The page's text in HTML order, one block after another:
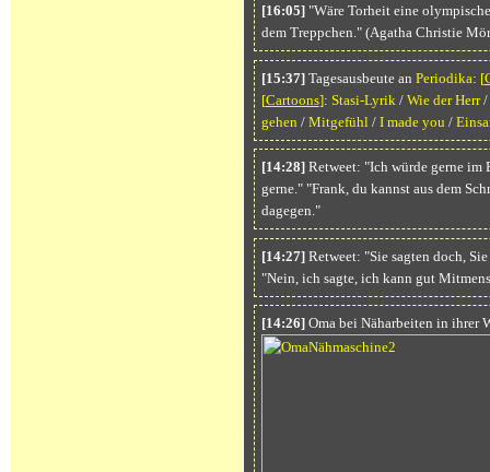
[16:05]"Wäre Torheit eine
dem Treppchen." (Agatha Christie
[15:37]Tagesausbeute an Periodika: [
[Cartoons]: Stasi-Lyrik / Wie der Herr/
gehen / Mitgefühl / I made you /
[14:28]Retweet: "Ich würde gerne im
gerne." "Frank, du kannst aus dem
dagegen."
[14:27]Retweet: "Sie sagten doch,
"Nein, ich sagte, ich kann gut
[14:26]Oma bei Näharbeiten in ihrer